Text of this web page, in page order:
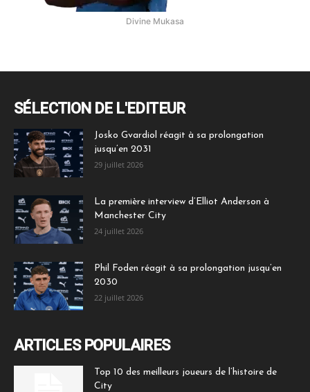
Divine Mukasa
SÉLECTION DE L'EDITEUR
Josko Gvardiol réagit à sa prolongation
jusqu’en 2031
29 juillet 2026
La première interview d’Elliot Anderson à
Manchester City
24 juillet 2026
Phil Foden réagit à sa prolongation jusqu’en
2030
22 juillet 2026
ARTICLES POPULAIRES
Top 10 des meilleurs joueurs de l’histoire de
City